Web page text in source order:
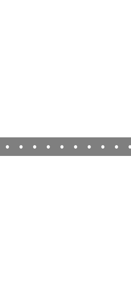
• • • • • • • • •